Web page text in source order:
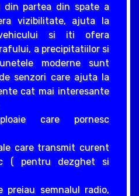
din partea din spate a
vizibilitate, ajuta la
si iti ofera
a precipitatiilor si
moderne sunt
senzori care ajuta la
cat mai interesante
care pornesc
care transmit curent
( pentru dezghet si
preiau semnalul radio,